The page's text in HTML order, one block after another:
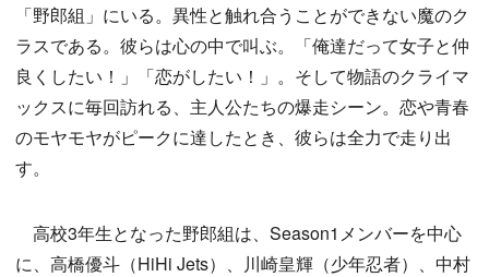
「野郎組」にいる。異性と触れ合うことができない魔のク
ラスである。彼らは心の中で叫ぶ。「俺達だって女子と仲
良くしたい！」「恋がしたい！」。そして物語のクライマ
ックスに毎回訪れる、主人公たちの爆走シーン。恋や青春
のモヤモヤがピークに達したとき、彼らは全力で走り出
す。
高校3年生となった野郎組は、Season1メンバーを中心
に、高橋優斗（HiHi Jets）、川崎皇輝（少年忍者）、中村